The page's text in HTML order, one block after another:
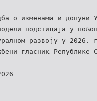
о изменама и допуни
подстицаја у
развоју у 2026.
гласник Републике